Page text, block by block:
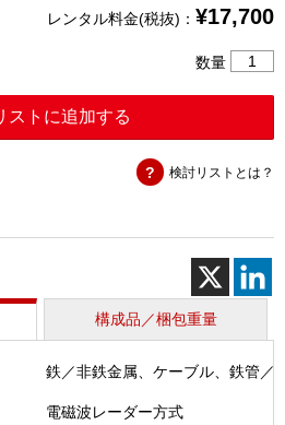
レンタル料金(税抜)： ¥17,700
数量
ム
V2）
個
ストに追加する
検討リストとは？
構成品／梱包重量
鉄／非鉄金属、ケーブル、鉄管／
電磁波レーダー方式